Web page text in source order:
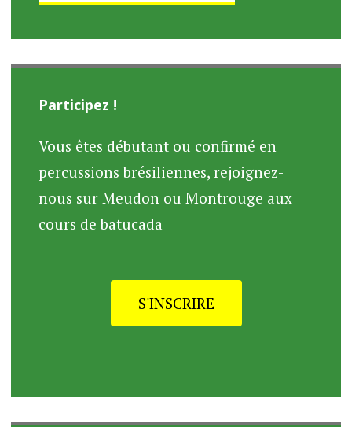
Participez !
Vous êtes débutant ou confirmé en
percussions brésiliennes, rejoignez-
nous sur Meudon ou Montrouge aux
cours de batucada
S'INSCRIRE